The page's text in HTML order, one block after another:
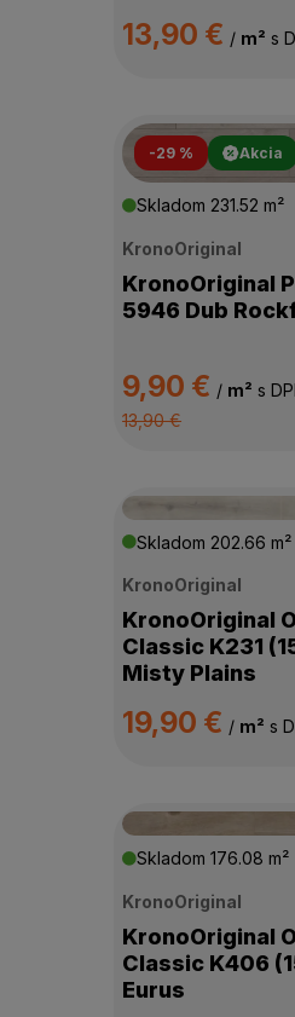
13,90 € / m² s
-29 % Akcia
Skladom 231.52 m²
KronoOriginal
KronoOriginal
5946 Dub
9,90 € / m² s
13,90 €
Skladom 202.66 m²
KronoOriginal
KronoOriginal
Classic K231
Misty Plains
19,90 € / m² s
Skladom176.08 m²
KronoOriginal
KronoOriginal
Classic K406
Eurus